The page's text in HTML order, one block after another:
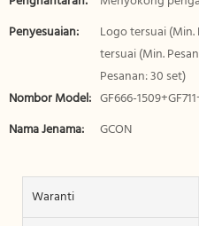
Penyesuaian:
Logo tersuai (Min.
tersuai (Min.
Pesanan: 30 set)
Nombor Model: GF666-
Nama Jenama:
GCON
Waranti